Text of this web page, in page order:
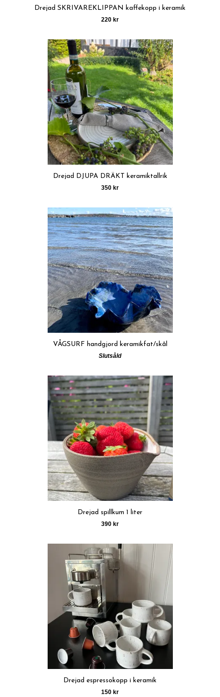
Drejad SKRIVAREKLIPPAN kaffekopp i keramik
220 kr
Drejad DJUPA DRÄKT keramiktallrik
350 kr
VÅGSURF handgjord keramikfat/skål
Slutsåld
Drejad spillkum 1 liter
390 kr
Drejad espressokopp i keramik
150 kr